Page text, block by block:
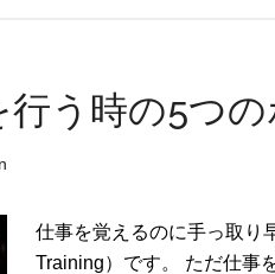
行う時の5つの
仕事を覚えるのに手っ取り
Training）です。 ただ仕事